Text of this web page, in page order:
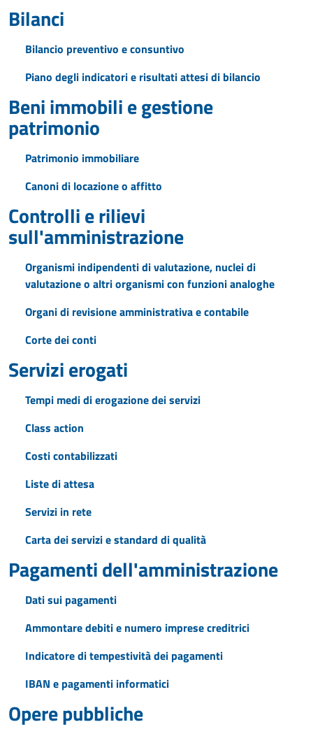
Bilanci
Bilancio preventivo e consuntivo
Piano degli indicatori e risultati attesi di bilancio
Beni immobili e gestione
patrimonio
Patrimonio immobiliare
Canoni di locazione o affitto
Controlli e rilievi
sull'amministrazione
Organismi indipendenti di valutazione, nuclei di
valutazione o altri organismi con funzioni analoghe
Organi di revisione amministrativa e contabile
Corte dei conti
Servizi erogati
Tempi medi di erogazione dei servizi
Class action
Costi contabilizzati
Liste di attesa
Servizi in rete
Carta dei servizi e standard di qualità
Pagamenti dell'amministrazione
Dati sui pagamenti
Ammontare debiti e numero imprese creditrici
Indicatore di tempestività dei pagamenti
IBAN e pagamenti informatici
Opere pubbliche